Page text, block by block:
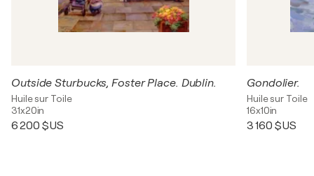
Outside Sturbucks, Foster Place. Dublin.
Huile sur Toile
31x20in
6 200 $US
Gondolier.
Huile sur Toile
16x10in
3 160 $US